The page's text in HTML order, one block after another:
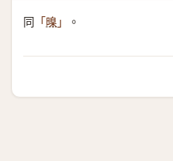
同 「 暞 」 。